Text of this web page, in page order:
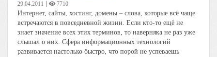
29.04.2011 7710
Интернет, сайты, хостинг, домены – слова, которые всё чаще
встречаются в повседневной жизни. Если кто-то ещё не
знает значение всех этих терминов, то наверняка не раз уже
слышал о них. Сфера информационных технологий
развивается настолько быстро, что порой не успеваешь